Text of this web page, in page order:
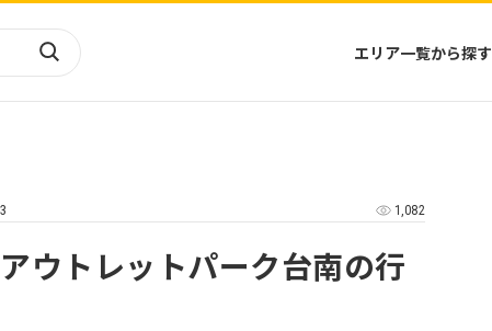
エリア一覧から探す
北陸
四国
九州
沖縄
アジア
中南米
ハワイ
ミクロネシア
オセアニア
1,082
ウトレットパーク台南の行